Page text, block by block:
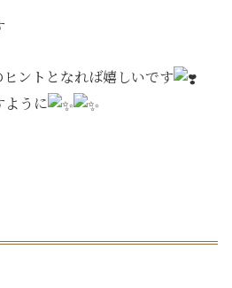
ントとなれば嬉しいです
ように